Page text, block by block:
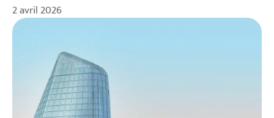
2 avril 2026